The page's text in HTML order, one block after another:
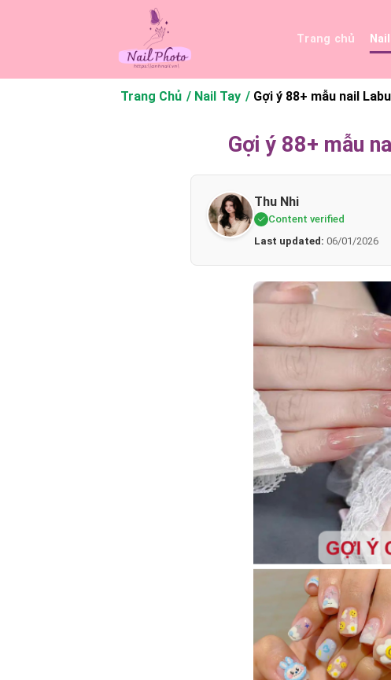
Trang chủ
Trang Chủ Nail Tay Gợi ý 88+ mẫu nail
Gợi ý 88+ mẫu
Thu Nhi
Content verified
Last updated: 06/01/2026